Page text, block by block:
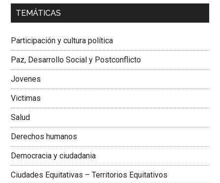
00:00 01:04
Dra. Carolina Corcho Mejía,Presidenta Corporación
Colombiana
TEMÁTICAS
Participación y cultura política
Paz, Desarrollo Social y Postconflicto
Jovenes
Victimas
Salud
Derechos humanos
Democracia y ciudadania
Ciudades Equitativas – Territorios Equitativos